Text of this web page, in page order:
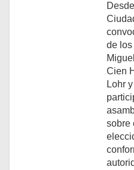
de
Cien
Lohr
sobre